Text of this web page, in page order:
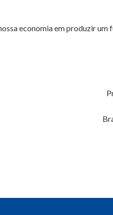
economia em produzir